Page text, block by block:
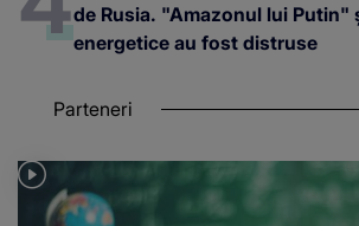
de Rusia. "Amazonul lui Putin"
energetice au fost distruse
Parteneri